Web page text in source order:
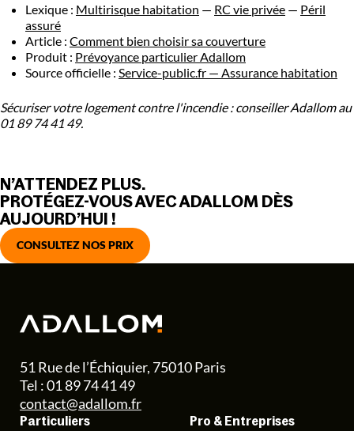
Lexique : Multirisque habitation — RC vie privée — Péril
assuré
Article : Comment bien choisir sa couverture
Produit : Prévoyance particulier Adallom
Source officielle : Service-public.fr — Assurance habitation
Sécuriser votre logement contre l'incendie : conseiller Adallom au
01 89 74 41 49.
N’ATTENDEZ PLUS.
PROTÉGEZ-VOUS AVEC ADALLOM DÈS
AUJOURD’HUI !
CONSULTEZ NOS PRIX
51 Rue de l’Échiquier, 75010 Paris
Tel : 01 89 74 41 49
contact@adallom.fr
Particuliers Pro & Entreprises